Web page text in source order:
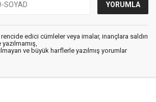
edici cümleler veya imalar, inançlara saldırı
ve büyük harflerle yazılmış yorumlar